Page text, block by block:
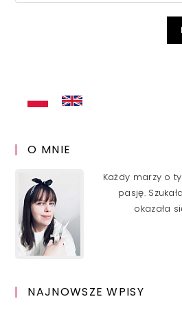
comment
O MNIE
Każdy marzy o
pasję.
okazała
NAJNOWSZE WPISY